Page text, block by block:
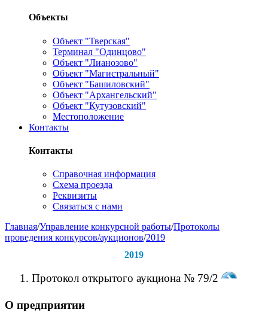
Объекты
Объект "Тверская"
Терминал "Одинцово"
Объект "Лианозово"
Объект "Магистральный"
Объект "Башиловский"
Объект "Архангельский"
Объект "Кутузовский"
Местоположение
Контакты
Контакты
Справочная информация
Схема проезда
Реквизиты
Связаться с нами
Главная/Управление конкурсной работы/Протоколы
проведения конкурсов/аукционов/2019
2019
1. Протокол открытого аукциона № 79/2
О предприятии